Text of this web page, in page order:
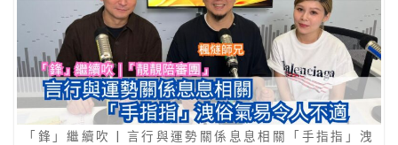
「鋒」繼續吹 | 言行與運勢關係息息相關「手指指」洩